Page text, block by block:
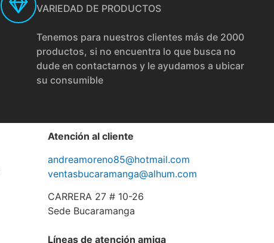
VARIEDAD DE PRODUCTOS
Tenemos para nuestros clientes más de 2000
productos, si no encuentra lo que busca no
dude en contactarnos y le ayudamos a ubicar
su consumible
Atención al cliente
andreamoreno85@hotmail.com
ventasbucaramanga@alhum.com
CARRERA 27 # 10-26
Sede Bucaramanga
Líneas de atención amiga